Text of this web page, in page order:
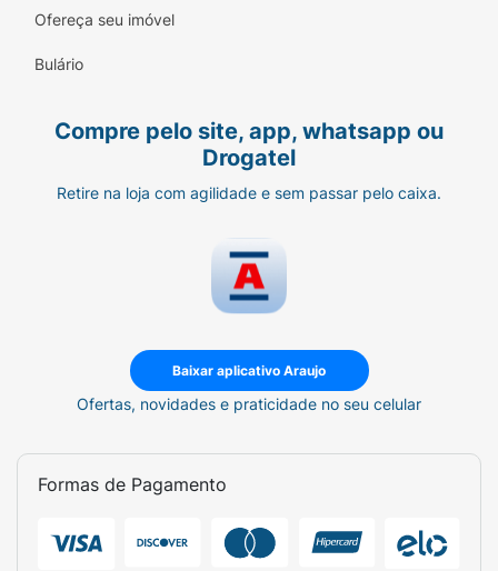
Ofereça seu imóvel
Bulário
Compre pelo site, app, whatsapp ou
Drogatel
Retire na loja com agilidade e sem passar pelo caixa.
Baixar aplicativo Araujo
Ofertas, novidades e praticidade no seu celular
Formas de Pagamento